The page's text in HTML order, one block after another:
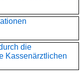
die
Kassenärztlichen